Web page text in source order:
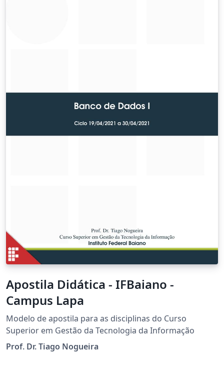
Apostila Didática - IFBaiano -
Campus Lapa
Modelo de apostila para as disciplinas do Curso
Superior em Gestão da Tecnologia da Informação
Prof. Dr. Tiago Nogueira